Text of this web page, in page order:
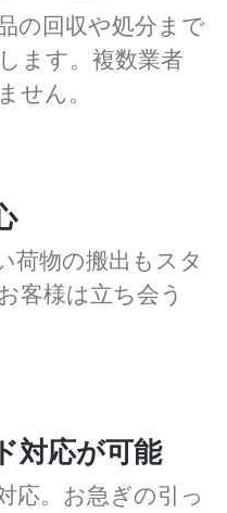
の回収や処分まで
ます。複数業者
せん。
荷物の搬出もスタ
客様は立ち会う
対応が可能
応。お急ぎの引っ